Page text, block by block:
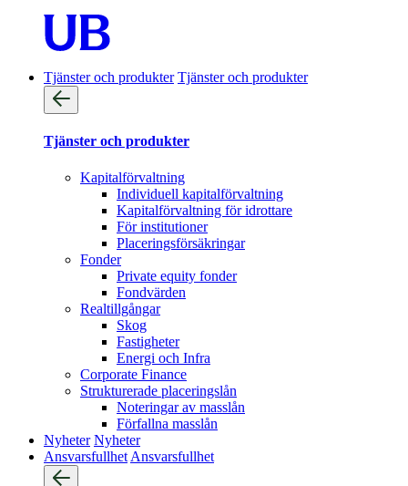
Tjänster och produkter Tjänster och produkter
Tjänster och produkter
Kapitalförvaltning
Individuell kapitalförvaltning
Kapitalförvaltning för idrottare
För institutioner
Placeringsförsäkringar
Fonder
Private equity fonder
Fondvärden
Realtillgångar
Skog
Fastigheter
Energi och Infra
Corporate Finance
Strukturerade placeringslån
Noteringar av masslån
Förfallna masslån
Nyheter Nyheter
Ansvarsfullhet Ansvarsfullhet